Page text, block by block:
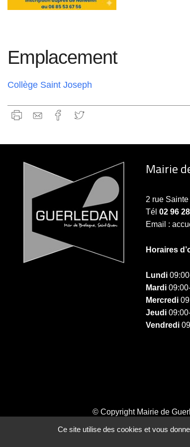
Emplacement
Collège Saint Joseph
Mairie
2 rue
Tél 02 96
Email :
Horaires
Lundi
Mardi
Mercredi
Jeudi
Vendredi
© Copyright Mairie de
Ce site utilise des cookies et vous